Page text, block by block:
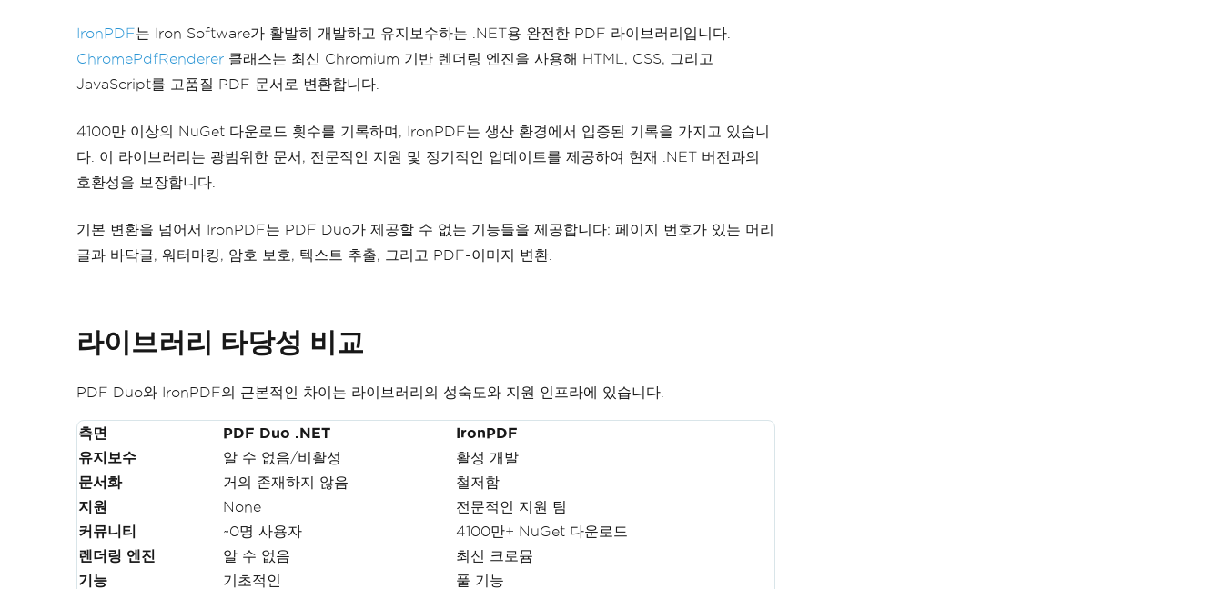
IronPDF는 Iron Software가 활발히 개발하고 유지보수하는 .NET용 완전한 PDF 라이브러리입니다.
ChromePdfRenderer 클래스는 최신 Chromium 기반 렌더링 엔진을 사용해 HTML, CSS, 그리고
JavaScript를 고품질 PDF 문서로 변환합니다.
4100만 이상의 NuGet 다운로드 횟수를 기록하며, IronPDF는 생산 환경에서 입증된 기록을 가지고 있습니
다. 이 라이브러리는 광범위한 문서, 전문적인 지원 및 정기적인 업데이트를 제공하여 현재 .NET 버전과의
호환성을 보장합니다.
기본 변환을 넘어서 IronPDF는 PDF Duo가 제공할 수 없는 기능들을 제공합니다: 페이지 번호가 있는 머리
글과 바닥글, 워터마킹, 암호 보호, 텍스트 추출, 그리고 PDF-이미지 변환.
라이브러리 타당성 비교
PDF Duo와 IronPDF의 근본적인 차이는 라이브러리의 성숙도와 지원 인프라에 있습니다.
측면 PDF Duo .NET
IronPDF
유지보수
알 수 없음/비활성
활성 개발
문서화
거의 존재하지 않음
철저함
지원
None
전문적인 지원 팀
커뮤니티
~0명 사용자
4100만+ NuGet 다운로드
렌더링 엔진
알 수 없음
최신 크로뮴
기능
기초적인
풀 기능